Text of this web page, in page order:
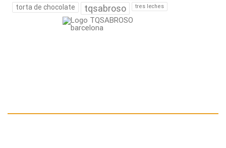
torta de chocolate tqsabroso tres leches